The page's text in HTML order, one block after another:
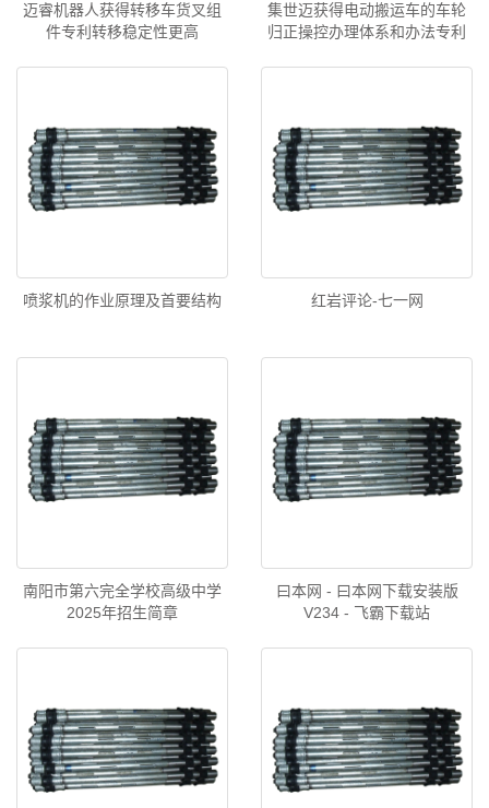
迈睿机器人获得转移车货叉组
件专利转移稳定性更高
集世迈获得电动搬运车的车轮
归正操控办理体系和办法专利
喷浆机的作业原理及首要结构 红岩评论-七一网
南阳市第六完全学校高级中学
2025年招生简章
曰本网 - 曰本网下载安装版
V234 - 飞霸下载站